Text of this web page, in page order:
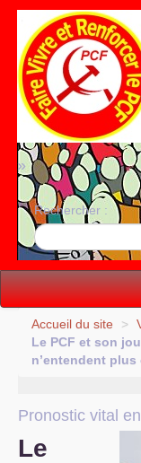
»
Rechercher :
Vie politique
Lutter, Unir...
Accueil du site >
Le PCF et son
n’entendent plus
Pronostic vital
Le